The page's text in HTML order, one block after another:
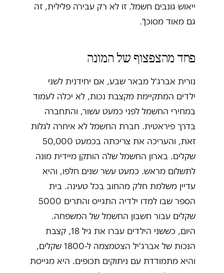
ייאוש גונבים חשמל. זו לא רק עבירה פלילית, זה
גם מאוד מסוכן".
פחד מהצפצוף של המונה
נורית אברג'ל מבאר שבע, אם יחידנית לשני
ילדים המתקיימת מקצבת נכות, לא יכלה לעמוד
במחירי החשמל לפני כמעט עשור, והתחברה
בדרך פיראטית. חברת החשמל לא איחרה לגלות
זאת, והעריכה את צריכתה בכמעט 50,000
שקלים. בארון החשמל שלה הותקן מיידית מונה
לתשלום מראש. כמעט עשר שנים חלפו, והיא
עדיין משלמת חלק מהחוב בכל טעינה. בית
הספר שבו למדו ילדיה התגייס והתרים 5000
שקלים עבור חשבון החשמל של המשפחה.
היום, כששני הילדים עברו את גיל 18, קצבת
הנכות של אברג'יל הצטמצמה ל-1800 שקלים,
והיא מתמודדת עם ניתוקים תכופים. היא מגייסת